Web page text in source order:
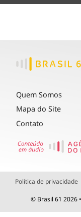
Quem Somos
Mapa do Site
Contato
Política de privacidade
© Brasil 61 2026